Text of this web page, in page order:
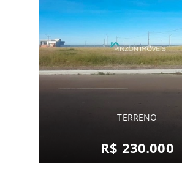
TERRENO
R$ 230.000